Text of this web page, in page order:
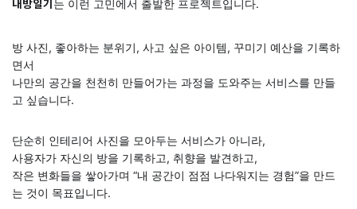
내방일기 는 이런 고민에서 출발한 프로젝트입니다.
방 사진, 좋아하는 분위기, 사고 싶은 아이템, 꾸미기 예산을 기록하
면서
나만의 공간을 천천히 만들어가는 과정을 도와주는 서비스를 만들
고 싶습니다.
단순히 인테리어 사진을 모아두는 서비스가 아니라,
사용자가 자신의 방을 기록하고, 취향을 발견하고,
작은 변화들을 쌓아가며 “내 공간이 점점 나다워지는 경험”을 만드
는 것이 목표입니다.